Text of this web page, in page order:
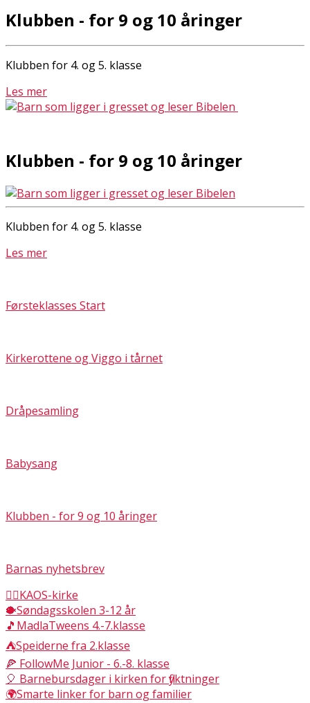
Klubben - for 9 og 10 åringer
Klubben for 4. og 5. klasse
Les mer
Klubben - for 9 og 10 åringer
Klubben for 4. og 5. klasse
Les mer
Førsteklasses Start
Kirkerottene og Viggo i tårnet
Dråpesamling
Babysang
Klubben - for 9 og 10 åringer
Barnas nyhetsbrev
🤹‍♂️KAOS-kirke
🐡Søndagsskolen 3-12 år
🎵MadlaTweens 4.-7.klasse
⛺Speiderne fra 2.klasse
🍕 FollowMe Junior - 6.-8. klasse
🎈 Barnebursdager i kirken for flyktninger
🌍Smarte linker for barn og familier